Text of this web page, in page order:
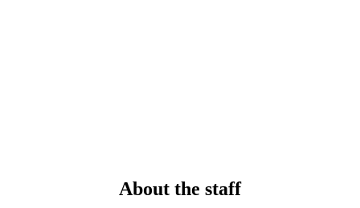
About the staff